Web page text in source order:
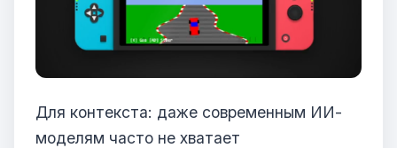
Для контекста: даже современным ИИ-
моделям часто не хватает